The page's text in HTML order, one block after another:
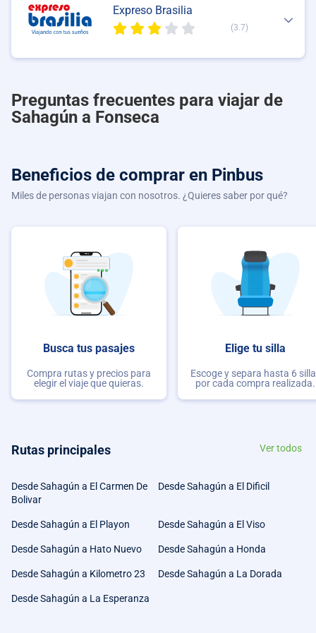
Expreso Brasilia
(3.7)
Preguntas frecuentes para viajar de
Sahagún a Fonseca
Beneficios de comprar en Pinbus
Miles de personas viajan con nosotros. ¿Quieres saber por qué?
Busca tus pasajes
Compra rutas y precios para
elegir el viaje que quieras.
Elige tu silla
Escoge y separa hasta 6
por cada compra realizada.
Rutas principales Ver todos
Desde Sahagún a El Carmen De
Bolivar
Desde Sahagún a El Dificil
Desde Sahagún a El Playon Desde Sahagún a El Viso
Desde Sahagún a Hato Nuevo Desde Sahagún a Honda
Desde Sahagún a Kilometro 23 Desde Sahagún a La Dorada
Desde Sahagún a La Esperanza